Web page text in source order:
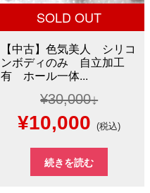
SOLD OUT
【中古】色気美人 シリコ
ンボディのみ 自立加工
有 ホール一体...
¥30,000
元
の
価
¥10,000 現
在
の
(税込)
続きを読む